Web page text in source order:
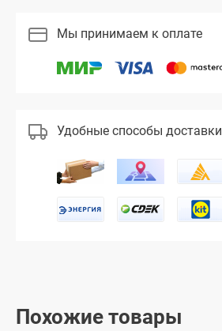
Мы принимаем к оплате
Удобные способы доставки
Похожие товары